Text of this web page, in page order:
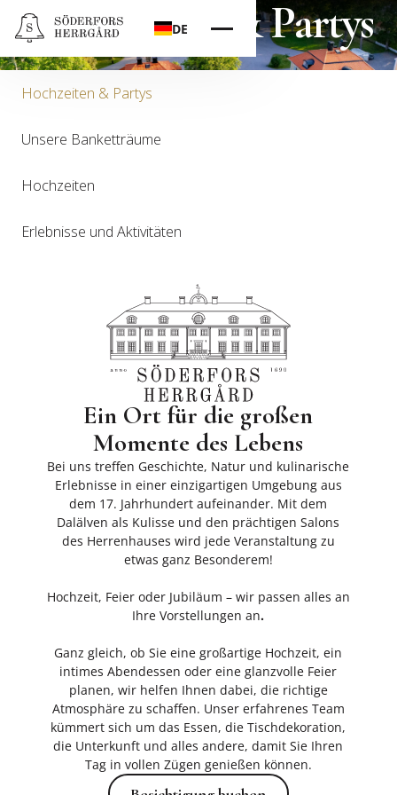
DE
Hochzeiten & Partys
Hochzeiten & Partys
Unsere Banketträume
Hochzeiten
Erlebnisse und Aktivitäten
Ein Ort für die großen
Momente des Lebens
Bei uns treffen Geschichte, Natur und kulinarische
Erlebnisse in einer einzigartigen Umgebung aus
dem 17. Jahrhundert aufeinander. Mit dem
Dalälven als Kulisse und den prächtigen Salons
des Herrenhauses wird jede Veranstaltung zu
etwas ganz Besonderem!
Hochzeit, Feier oder Jubiläum – wir passen alles an
Ihre Vorstellungen an.
Ganz gleich, ob Sie eine großartige Hochzeit, ein
intimes Abendessen oder eine glanzvolle Feier
planen, wir helfen Ihnen dabei, die richtige
Atmosphäre zu schaffen. Unser erfahrenes Team
kümmert sich um das Essen, die Tischdekoration,
die Unterkunft und alles andere, damit Sie Ihren
Tag in vollen Zügen genießen können.
Besichtigung buchen